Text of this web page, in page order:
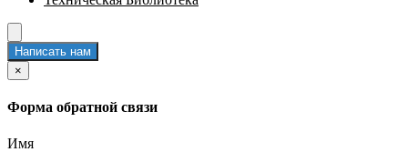
Написать нам
×
Форма обратной связи
Имя